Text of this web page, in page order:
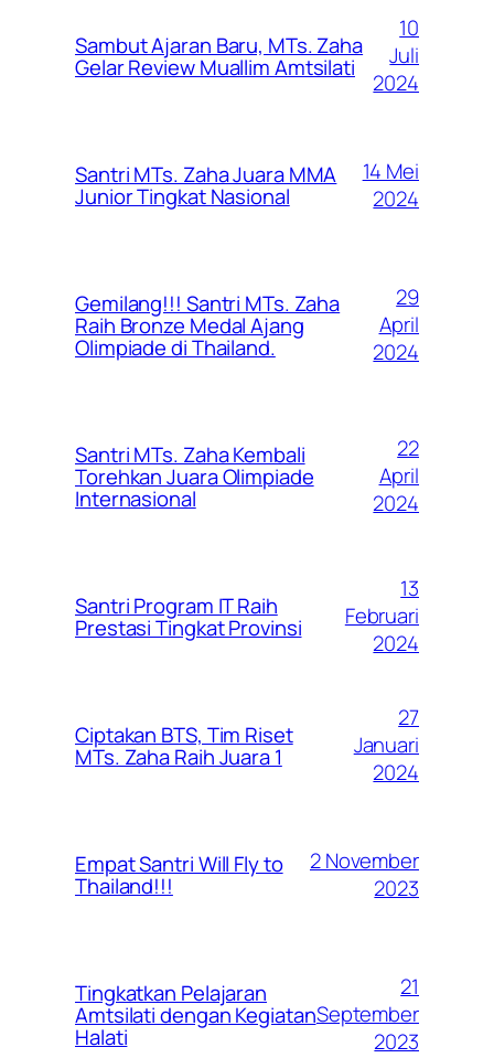
Sambut Ajaran Baru, MTs. Zaha
Gelar Review Muallim Amtsilati
10
Juli
2024
Santri MTs. Zaha Juara MMA
Junior Tingkat Nasional
14 Mei
2024
Gemilang!!! Santri MTs. Zaha
Raih Bronze Medal Ajang
Olimpiade di Thailand.
29
April
2024
Santri MTs. Zaha Kembali
Torehkan Juara Olimpiade
Internasional
22
April
2024
Santri Program IT Raih
Prestasi Tingkat Provinsi
13
Februari
2024
Ciptakan BTS, Tim Riset
MTs. Zaha Raih Juara 1
27
Januari
2024
Empat Santri Will Fly to
Thailand!!!
2 November
2023
Tingkatkan Pelajaran
Amtsilati dengan Kegiatan
Halati
21
September
2023